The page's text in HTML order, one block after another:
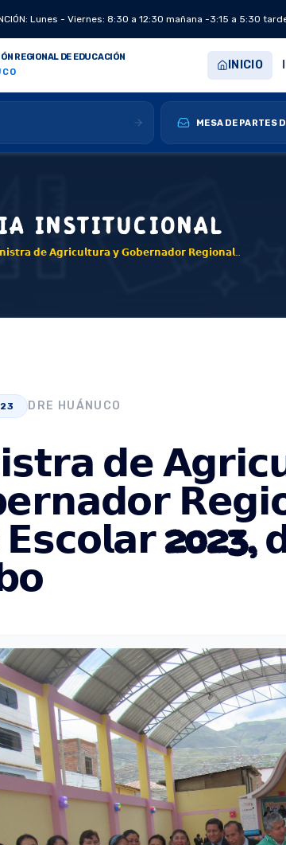
Lunes - Viernes: 8:30 a 12:30 mañana -3:15 a 5:30
REGIONAL DE EDUCACIÓN
INICIO
MESA DE PARTES
INSTITUCIONAL
𝗠𝗶𝗻𝗶𝘀𝘁𝗿𝗮 𝗱𝗲 𝗔𝗴𝗿𝗶𝗰𝘂𝗹𝘁𝘂𝗿𝗮 𝘆 𝗚𝗼𝗯𝗲𝗿𝗻𝗮𝗱𝗼𝗿 𝗥𝗲𝗴𝗶𝗼𝗻𝗮𝗹 𝗜𝗻𝗶𝗰𝗶𝗮𝗻 𝗲𝗹 𝗔ñ𝗼 𝗘𝘀𝗰𝗼𝗹𝗮𝗿 2023, 𝗱𝗲𝘀𝗱𝗲 𝗦𝗮𝗻 𝗥𝗮𝗳𝗮𝗲𝗹 𝗔𝗺𝗯𝗼
DRE HUÁNUCO
𝗱𝗲